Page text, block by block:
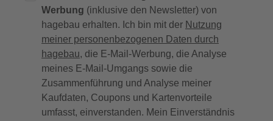
Werbung (inklusive den Newsletter) von
hagebau erhalten. Ich bin mit der Nutzung
meiner personenbezogenen Daten durch
hagebau, die E-Mail-Werbung, die Analyse
meines E-Mail-Umgangs sowie die
Zusammenführung und Analyse meiner
Kaufdaten, Coupons und Kartenvorteile
umfasst, einverstanden. Mein Einverständnis